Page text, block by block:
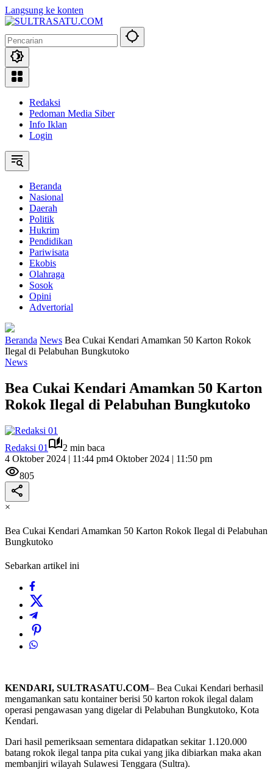
Langsung ke konten
Redaksi
Pedoman Media Siber
Info Iklan
Login
Beranda
Nasional
Daerah
Politik
Hukrim
Pendidikan
Pariwisata
Ekobis
Olahraga
Sosok
Opini
Advertorial
Beranda News Bea Cukai Kendari Amamkan 50 Karton Rokok
Ilegal di Pelabuhan Bungkutoko
News
Bea Cukai Kendari Amamkan 50 Karton
Rokok Ilegal di Pelabuhan Bungkutoko
Redaksi 01
2 min baca
4 Oktober 2024 | 11:44 pm4 Oktober 2024 | 11:50 pm
805
×
Bea Cukai Kendari Amamkan 50 Karton Rokok Ilegal di Pelabuhan
Bungkutoko
Sebarkan artikel ini
KENDARI, SULTRASATU.COM– Bea Cukai Kendari berhasil
mengamankan satu kontainer berisi 50 karton rokok ilegal dalam
operasi pengawasan yang digelar di Pelabuhan Bungkutoko, Kota
Kendari.
Dari hasil pemeriksaan sementara didapatkan sekitar 1.120.000
batang rokok ilegal tanpa pita cukai yang jika dibiarkan maka akan
membanjiri wilayah Sulawesi Tenggara (Sultra).